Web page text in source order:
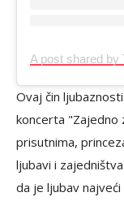
Ovaj čin
koncerta "Zajedno
prisutnima,
ljubavi i
da je ljubav